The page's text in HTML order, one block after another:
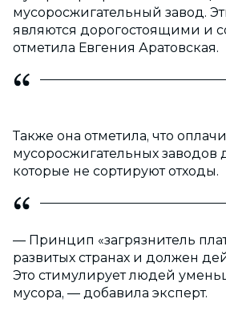
мусоросжигательный завод.
являются дорогостоящими и
отметила Евгения Аратовская.
Также она отметила, что
мусоросжигательных
которые не сортируют отходы.
— Принцип «загрязнитель
развитых странах и должен
Это стимулирует людей
мусора, — добавила эксперт.